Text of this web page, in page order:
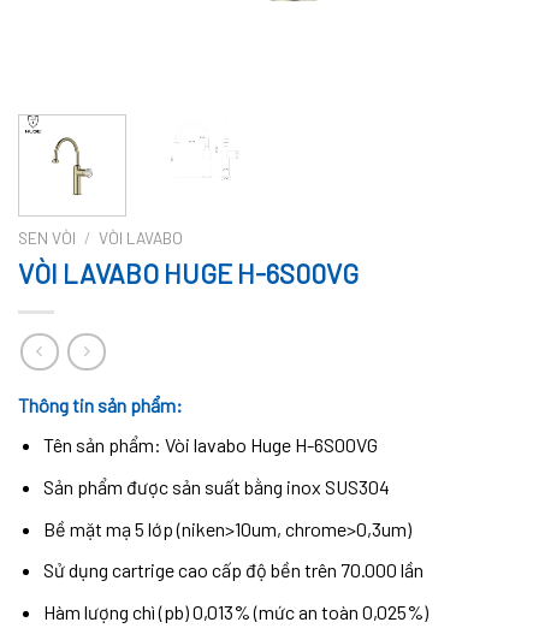
SEN VÒI / VÒI LAVABO
VÒI LAVABO HUGE H-6S00VG
Thông tin sản phẩm:
Tên sản phẩm: Vòi lavabo Huge H-6S00VG
Sản phẩm được sản suất bằng inox SUS304
Bề mặt mạ 5 lớp (niken>10um, chrome>0,3um)
Sử dụng cartrige cao cấp độ bền trên 70.000 lần
Hàm lượng chì (pb) 0,013% (mức an toàn 0,025%)